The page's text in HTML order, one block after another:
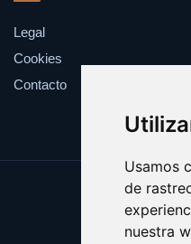
Usamos
de
nuestra
Legal
Cookies
Contacto
Update
Copyright ©